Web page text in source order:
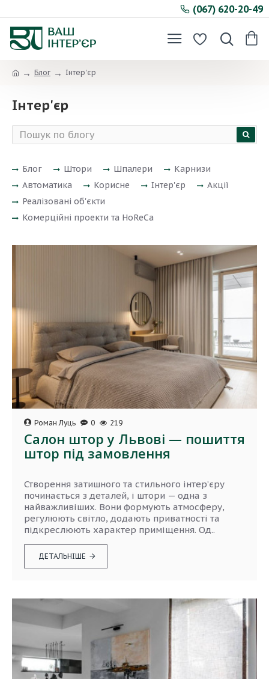
(067) 620-20-49
Блог Інтер'єр
Інтер'єр
Блог Штори Шпалери
Карнизи
Автоматика
Корисне Інтер'єр
Акції
Реалізовані об'єкти
Комерційні проекти та HoReCa
Роман Луць 0 219
Салон штор у Львові — пошиття
штор під замовлення
Створення затишного та стильного інтер’єру
починається з деталей, і штори — одна з
найважливіших. Вони формують атмосферу,
регулюють світло, додають приватності та
підкреслюють характер приміщення. Од..
ДЕТАЛЬНІШЕ